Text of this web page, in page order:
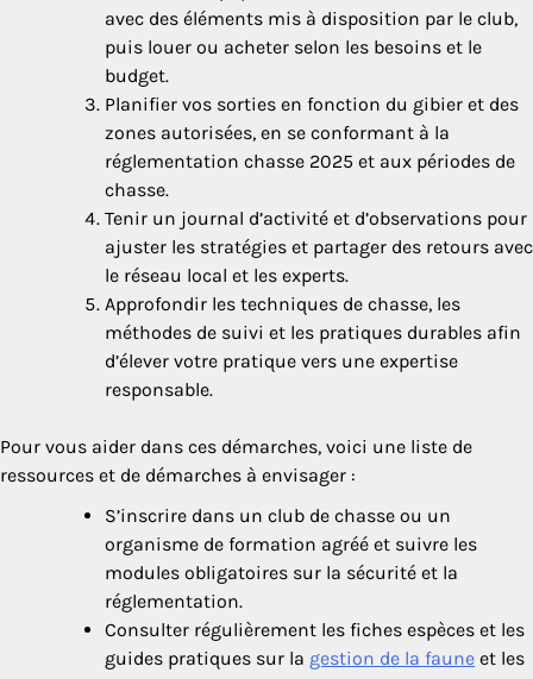
avec des éléments mis à disposition par le club,
puis louer ou acheter selon les besoins et le
budget.
Planifier vos sorties en fonction du gibier et des
zones autorisées, en se conformant à la
réglementation chasse 2025 et aux périodes de
chasse.
Tenir un journal d’activité et d’observations pour
ajuster les stratégies et partager des retours avec
le réseau local et les experts.
Approfondir les techniques de chasse, les
méthodes de suivi et les pratiques durables afin
d’élever votre pratique vers une expertise
responsable.
Pour vous aider dans ces démarches, voici une liste de
ressources et de démarches à envisager :
S’inscrire dans un club de chasse ou un
organisme de formation agréé et suivre les
modules obligatoires sur la sécurité et la
réglementation.
Consulter régulièrement les fiches espèces et les
guides pratiques sur la gestion de la faune et les